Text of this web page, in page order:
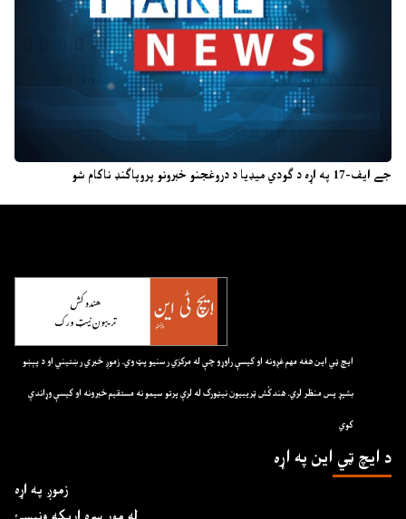
جے ایف-17 په اړه د ګودي میډیا د دروغجنو خبرونو پروپاګنډ ناکام شو
ايچ ټي اين هغه مهم غږونه او کيسې راوړو چې له مرکزي رسنيو پټ وي. زموږ خبري رښتيني او د پېښو
بشپړ پس منظر لري. هندکُش ټريبيون نيټورک له لرې پرتو سيمو نه مستقيم خبرونه او کيسې وړاندې
کوي
د ايچ ټي اين په اړه
زموږ په اړه